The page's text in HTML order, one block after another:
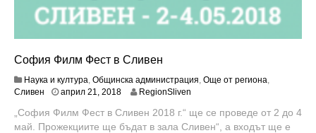
София Филм Фест в Сливен
Наука и култура, Общинска администрация, Още от региона,
Сливен
април 21, 2018м
й
9
RegionSliven
„София Филм Фест в Сливен 2018 г.“ ще се проведе от 2 до 4
май. Прожекциите ще бъдат в зала Сливен“, а входът ще e